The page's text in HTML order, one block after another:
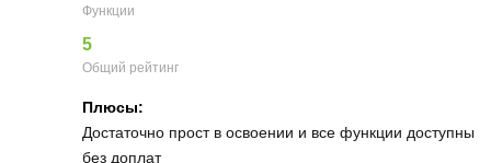
Функции
5
Общий рейтинг
Плюсы:
Достаточно прост в освоении и все функции доступны
без доплат